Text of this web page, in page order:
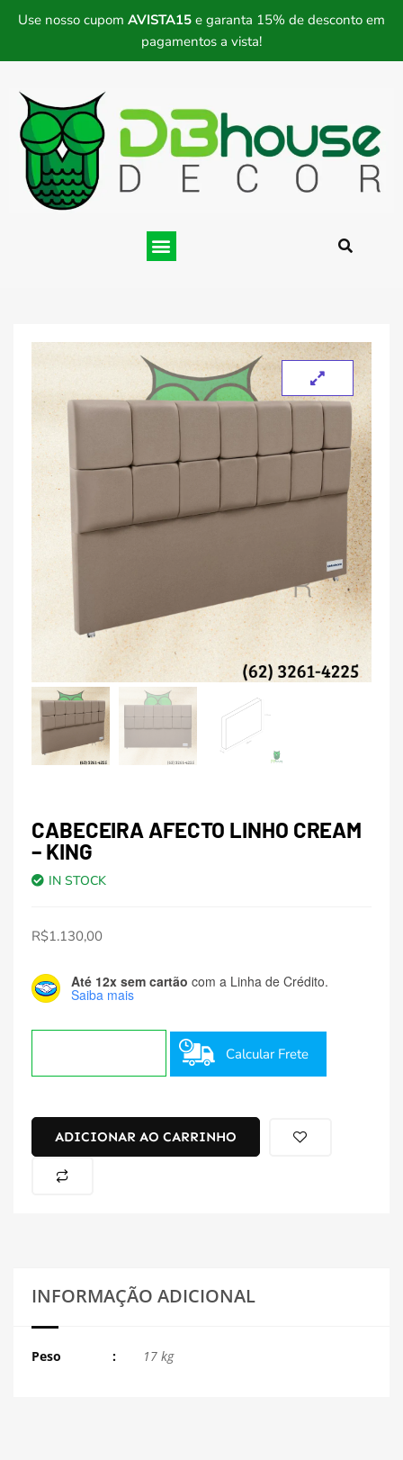
Use nosso cupom AVISTA15 e garanta 15% de desconto em
pagamentos a vista!
CABECEIRA AFECTO LINHO CREAM
– KING
IN STOCK
R$1.130,00
Até 12x sem cartão com a Linha de Crédito.
Saiba mais
Calcular Frete
ADICIONAR AO CARRINHO
INFORMAÇÃO ADICIONAL
Peso 17 kg